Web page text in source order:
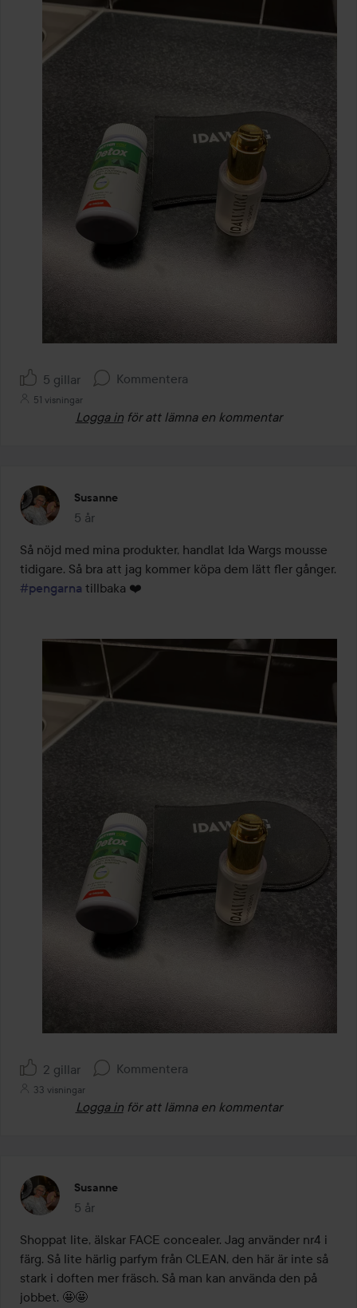
5 gillar Kommentera
51 visningar
Logga in för att lämna en kommentar
Susanne
5 år
Inlägget skapades 5 år
Så nöjd med mina produkter, handlat Ida Wargs mousse
#pengarna tillbaka ❤️
2 gillar Kommentera
33 visningar
Logga in för att lämna en kommentar
Susanne
5 år
Inlägget skapades 5 år
Shoppat lite, älskar FACE concealer. Jag använder nr4 i
färg. Så lite härlig parfym från CLEAN, den här är inte så
stark i doften mer fräsch. Så man kan använda den på
jobbet. 🤩🤩